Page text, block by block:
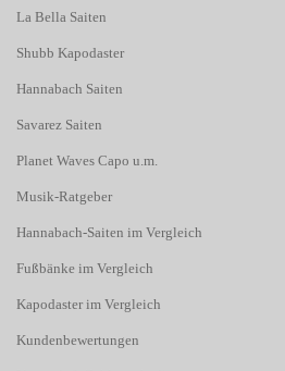
La Bella Saiten
Shubb Kapodaster
Hannabach Saiten
Savarez Saiten
Planet Waves Capo u.m.
Musik-Ratgeber
Hannabach-Saiten im Vergleich
Fußbänke im Vergleich
Kapodaster im Vergleich
Kundenbewertungen